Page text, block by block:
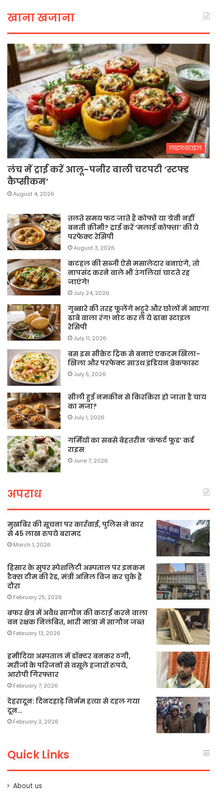
खाना खजाना
लाइफस्टाइल
लंच में ट्राई करें आलू-पनीर वाली चटपटी ‘स्टफ्ड
कैप्सीकम’
August 4, 2026
तलते समय फट जाते हैं कोफ्ते या ग्रेवी नहीं
बनती क्रीमी? ट्राई करें ‘मलाई कोफ्ता’ की ये
परफेक्ट रेसिपी
August 3, 2026
कटहल की सब्जी ऐसे मसालेदार बनाएंगे, तो
नापसंद करने वाले भी उंगलियां चाटते रह
जाएंगे!
July 24, 2026
गुब्बारे की तरह फूलेंगे भटूरे और छोलों में आएगा
ढाबे वाला रंग! नोट कर लें ये ढाबा स्टाइल
रेसिपी
July 11, 2026
बस इस सीक्रेट ट्रिक से बनाएं एकदम खिला-
खिला और परफेक्ट साउथ इंडियन ब्रेकफास्ट
July 5, 2026
सीली हुई नमकीन से किरकिरा हो जाता है चाय
का मजा?
July 1, 2026
गर्मियों का सबसे बेहतरीन ‘कंफर्ट फूड’ कर्ड
राइस
June 7, 2026
अपराध
मुखबिर की सूचना पर कार्रवाई, पुलिस ने कार
से 45 लाख रुपये बरामद
March 1, 2026
हिसार के सुपर स्पेशलिटी अस्पताल पर इनकम
टैक्स टीम की रेड, मंत्री अनिल विज कर चुके हैं
दौरा
February 25, 2026
बफर क्षेत्र में अवैध सागौन की कटाई करने वाला
वन रक्षक निलंबित, भारी मात्रा में सागौन जब्त
February 13, 2026
हमीदिया अस्पताल में डॉक्टर बनकर ठगी,
मरीजों के परिजनों से वसूले हजारों रुपये,
आरोपी गिरफ्तार
February 7, 2026
देहरादून: दिनदहाड़े निर्मम हत्या से दहल गया
दून…
February 3, 2026
Quick Links
About us